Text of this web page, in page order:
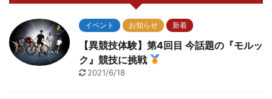
イベント お知らせ 新着
【異競技体験】第4回目 今話題の『モルッ
ク』競技に挑戦
2021/6/18